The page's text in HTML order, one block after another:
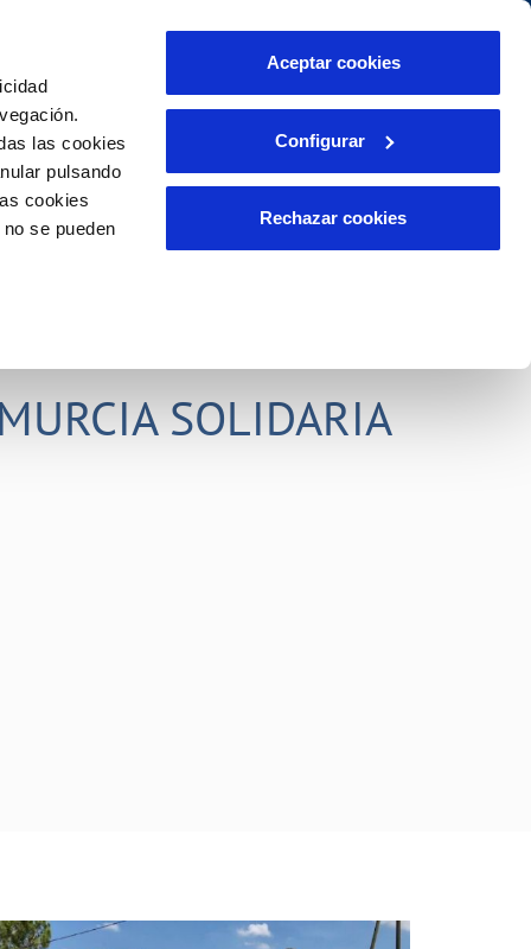
las cookies
pulsando
cookies
se pueden
Aceptar cookies
Configurar
Rechazar cookies
INCIDENCIAS
Comunica anomalías o posibles
PORTAL DE TRANSPARENCIA
Área de clientes
SOLIDARIA